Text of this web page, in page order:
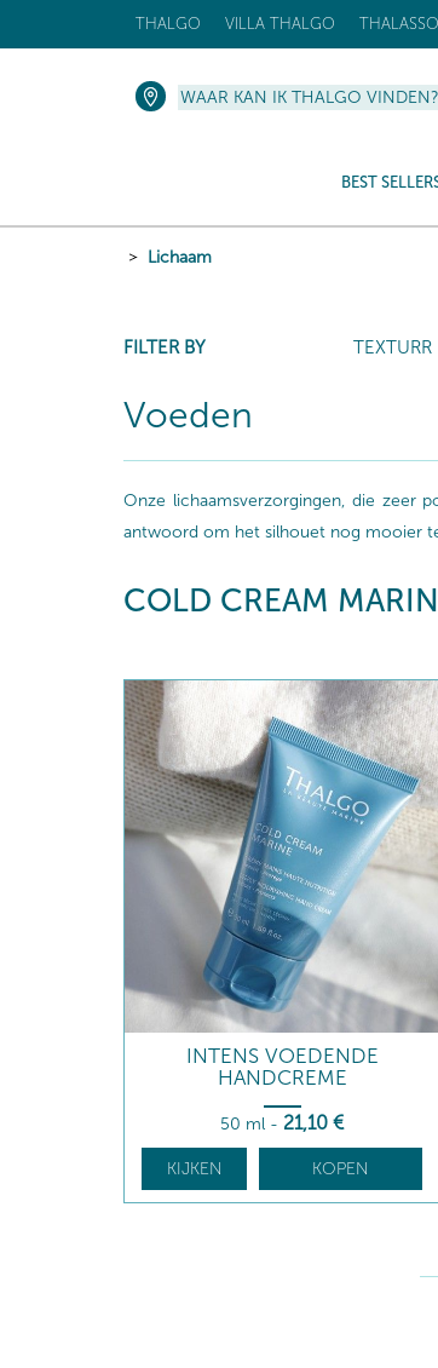
THALGO VILLA THALGO
WAAR KAN IK THALGO VINDEN?
BEST
Lichaam
FILTER BY TEXTURR
Voeden
Onze lichaamsverzorgingen, die zeer
antwoord om het silhouet nog mooier
COLD CREAM
INTENS VOEDENDE
HANDCREME
50 ml - 21,10 €
KIJKEN KOPEN